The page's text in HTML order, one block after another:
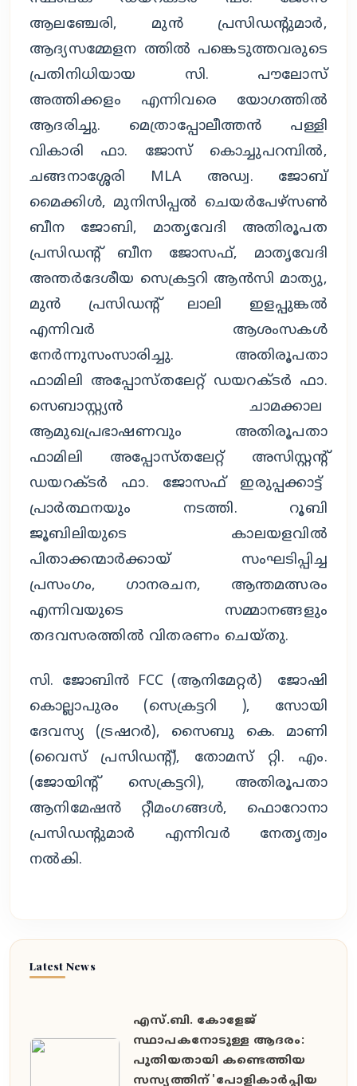
ആലഞ്ചേരി, മുൻ പ്രസിഡന്റുമാർ,
ആദ്യസമ്മേളന ത്തിൽ പങ്കെടുത്തവരുടെ
പ്രതിനിധിയായ സി. പൗലോസ്
അത്തിക്കളം എന്നിവരെ യോഗത്തിൽ
ആദരിച്ചു. മെത്രാപ്പോലീത്തൻ പള്ളി
വികാരി ഫാ. ജോസ് കൊച്ചുപറമ്പിൽ,
ചങ്ങനാശ്ശേരി MLA അഡ്വ. ജോബ്
മൈക്കിൾ, മുനിസിപ്പൽ ചെയർപേഴ്സൺ
ബീന ജോബി, മാതൃവേദി അതിരൂപത
പ്രസിഡന്റ് ബീന ജോസഫ്, മാതൃവേദി
അന്തർദേശീയ സെക്രട്ടറി ആൻസി മാത്യു,
മുൻ പ്രസിഡന്റ് ലാലി ഇളപ്പുങ്കൽ
എന്നിവർ ആശംസകൾ
നേർന്നുസംസാരിച്ചു. അതിരൂപതാ
ഫാമിലി അപ്പോസ്തലേറ്റ് ഡയറക്ടർ ഫാ.
സെബാസ്റ്റ്യൻ ചാമക്കാല
ആമുഖപ്രഭാഷണവും അതിരൂപതാ
ഫാമിലി അപ്പോസ്തലേറ്റ് അസിസ്റ്റന്റ്
ഡയറക്ടർ ഫാ. ജോസഫ് ഇരുപ്പക്കാട്ട്
പ്രാർത്ഥനയും നടത്തി. റൂബി
ജൂബിലിയുടെ കാലയളവിൽ
പിതാക്കന്മാർക്കായ് സംഘടിപ്പിച്ച
പ്രസംഗം, ഗാനരചന, ആന്തമത്സരം
എന്നിവയുടെ സമ്മാനങ്ങളും
തദവസരത്തിൽ വിതരണം ചെയ്തു.
സി. ജോബിൻ FCC (ആനിമേറ്റർ) ജോഷി
കൊല്ലാപുരം (സെക്രട്ടറി ), സോയി
ദേവസ്യ (ട്രഷറർ), സൈബു കെ. മാണി
(വൈസ് പ്രസിഡന്റ്), തോമസ് റ്റി. എം.
(ജോയിന്റ് സെക്രട്ടറി), അതിരൂപതാ
ആനിമേഷൻ റ്റീമംഗങ്ങൾ, ഫൊറോനാ
പ്രസിഡന്റുമാർ എന്നിവർ നേതൃത്വം
നൽകി.
Latest News
എസ്.ബി. കോളേജ്
സ്ഥാപകനോടുള്ള ആദരം:
പുതിയതായി കണ്ടെത്തിയ
സസ്യത്തിന് 'പോളികാർപ്പിയ